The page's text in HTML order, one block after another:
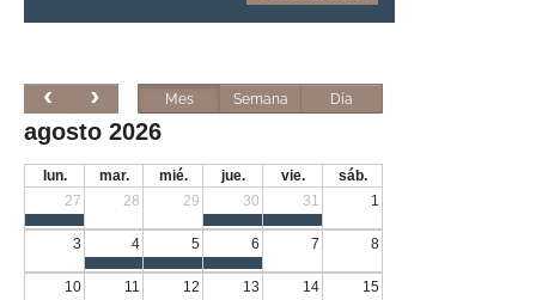
Mes Semana Día
agosto 2026
lun. mar. mié. jue. vie.
sáb.
27
28 29 30 31 1
3 4 5 6 7 8
10 11 12 13 14 15